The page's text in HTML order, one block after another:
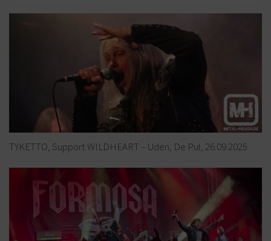
TYKETTO, Support WILDHEART – Uden, De Pul, 26.09.2025